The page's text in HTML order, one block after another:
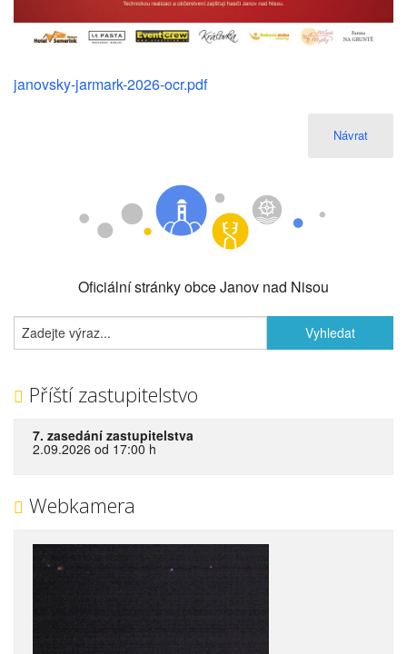
janovsky-jarmark-2026-ocr.pdf
Návrat
Oficiální stránky obce Janov nad Nisou
Příští zastupitelstvo
7. zasedání zastupitelstva
2.09.2026 od 17:00 h
Webkamera